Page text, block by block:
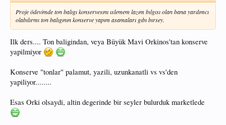
Proje ödevimde ton balıgı konservesını ıslemem lazım bılgısı olan bana yardımcı
olabılırmı ton balıgının konserve yapım asamaları gıbı bırsey.
Ilk ders.... Ton baligindan, veya Büyük Mavi Orkinos'tan konserve
yapilmiyor
Konserve "tonlar" palamut, yazili, uzunkanatli vs vs'den
yapiliyor........
Esas Orki olsaydi, altin degerinde bir seyler bulurduk marketlede